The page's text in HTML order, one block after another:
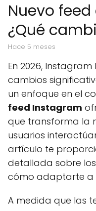
Nuevo
¿Qué
hace 5 meses
En 2026,
cambios
un enfoque en el
feed Instagram
que transforma la
usuarios
artículo te
detallada sobre
cómo adaptarte a
A medida que las